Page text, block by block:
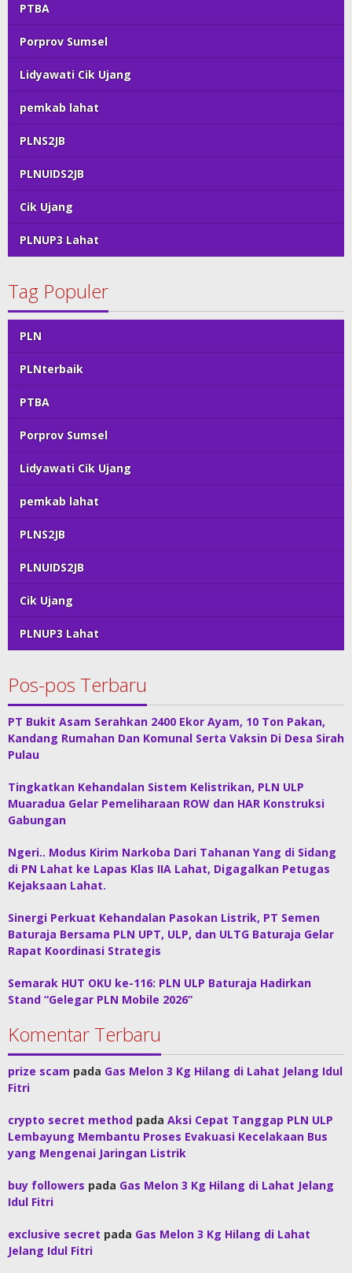
PTBA
Porprov Sumsel
Lidyawati Cik Ujang
pemkab lahat
PLNS2JB
PLNUIDS2JB
Cik Ujang
PLNUP3 Lahat
Tag Populer
PLN
PLNterbaik
PTBA
Porprov Sumsel
Lidyawati Cik Ujang
pemkab lahat
PLNS2JB
PLNUIDS2JB
Cik Ujang
PLNUP3 Lahat
Pos-pos Terbaru
PT Bukit Asam Serahkan 2400 Ekor Ayam, 10 Ton Pakan,
Kandang Rumahan Dan Komunal Serta Vaksin Di Desa Sirah
Pulau
Tingkatkan Kehandalan Sistem Kelistrikan, PLN ULP
Muaradua Gelar Pemeliharaan ROW dan HAR Konstruksi
Gabungan
Ngeri.. Modus Kirim Narkoba Dari Tahanan Yang di Sidang
di PN Lahat ke Lapas Klas IIA Lahat, Digagalkan Petugas
Kejaksaan Lahat.
Sinergi Perkuat Kehandalan Pasokan Listrik, PT Semen
Baturaja Bersama PLN UPT, ULP, dan ULTG Baturaja Gelar
Rapat Koordinasi Strategis
Semarak HUT OKU ke-116: PLN ULP Baturaja Hadirkan
Stand “Gelegar PLN Mobile 2026”
Komentar Terbaru
prize scam pada Gas Melon 3 Kg Hilang di Lahat Jelang Idul
Fitri
crypto secret method pada Aksi Cepat Tanggap PLN ULP
Lembayung Membantu Proses Evakuasi Kecelakaan Bus
yang Mengenai Jaringan Listrik
buy followers pada Gas Melon 3 Kg Hilang di Lahat Jelang
Idul Fitri
exclusive secret pada Gas Melon 3 Kg Hilang di Lahat
Jelang Idul Fitri